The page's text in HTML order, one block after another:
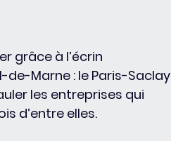
grâce à l’écrin
Marne : le Paris-Saclay
les entreprises qui
d’entre elles.